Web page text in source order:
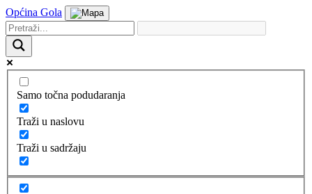
Općina Gola
Samo točna podudaranja
Traži u naslovu
Traži u sadržaju